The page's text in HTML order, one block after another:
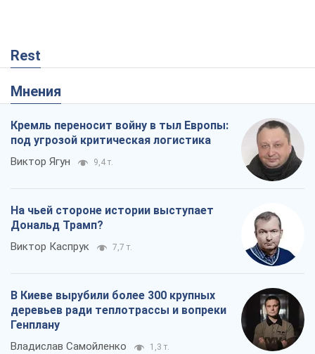
Rest
Мнения
Кремль переносит войну в тыл Европы:
под угрозой критическая логистика
Виктор Ягун 9,4 т.
На чьей стороне истории выступает
Дональд Трамп?
Виктор Каспрук 7,7 т.
В Киеве вырубили более 300 крупных
деревьев ради теплотрассы и вопреки
Генплану
Владислав Самойленко 1,3 т.